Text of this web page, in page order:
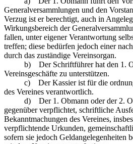
Generalversammlungen und den
Verzug ist er berechtigt, auch in
Wirkungsbereich der
fallen, unter eigener Verantwortung
treffen; diese bedürfen jedoch einer
durch das zuständige Vereinsorgan.
b) Der Schriftführer hat den 1.
Vereinsgeschäfte zu unterstützen.
c) Der Kassier ist für die
des Vereines verantwortlich.
d) Der 1. Obmann oder der 2.
gegenüber verpflichtet, schriftliche
Bekanntmachungen des Vereines,
verpflichtende Urkunden,
sofern sie jedoch Geldangelegenheiten